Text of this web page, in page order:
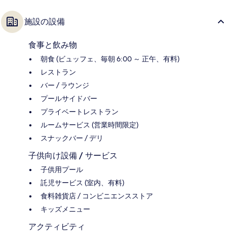
施設の設備
食事と飲み物
朝食 (ビュッフェ、毎朝 6:00 ～ 正午、有料)
レストラン
バー / ラウンジ
プールサイドバー
プライベートレストラン
ルームサービス (営業時間限定)
スナックバー / デリ
子供向け設備 / サービス
子供用プール
託児サービス (室内、有料)
食料雑貨店 / コンビニエンスストア
キッズメニュー
アクティビティ